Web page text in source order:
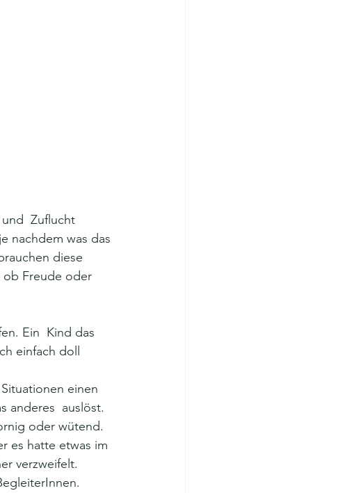
Zuflucht
nachdem was das
diese
ob Freude oder
Ein  Kind das
einfach doll
einen
anderes  auslöst.
oder wütend.
es hatte etwas im
verzweifelt.